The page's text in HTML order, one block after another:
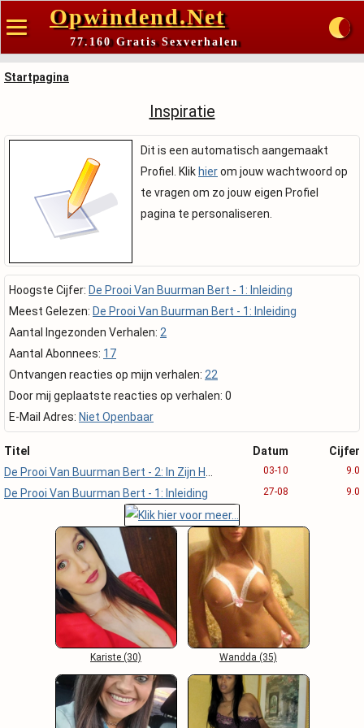
Opwindend.Net
77.160 Gratis Sexverhalen
Startpagina
Inspiratie
Dit is een automatisch aangemaakt
Profiel. Klik hierom jouw wachtwoord op
te vragen om zo jouw eigen Profiel
pagina te personaliseren.
Hoogste Cijfer: De Prooi Van Buurman Bert - 1: Inleiding
Meest Gelezen: De Prooi Van Buurman Bert - 1: Inleiding
Aantal Ingezonden Verhalen: 2
Aantal Abonnees: 17
Ontvangen reacties op mijn verhalen: 22
Door mij geplaatste reacties op verhalen: 0
E-Mail Adres: Niet Openbaar
Titel Datum
Cijfer
03-10 9.0
De Prooi Van Buurman Bert - 1: Inleiding 27-08 9.0
Kariste (30) Wandda (35)